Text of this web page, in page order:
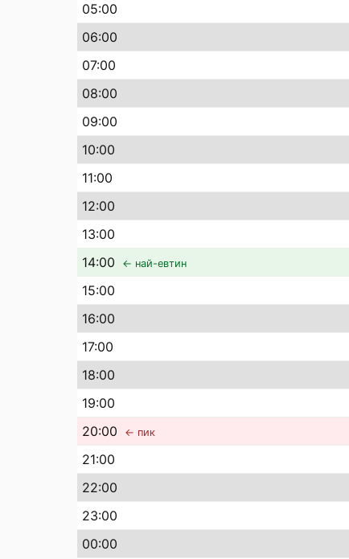
05:00
06:00
07:00
08:00
09:00
10:00
11:00
12:00
13:00
14:00 ← най-евтин
15:00
16:00
17:00
18:00
19:00
20:00 ← пик
21:00
22:00
23:00
00:00